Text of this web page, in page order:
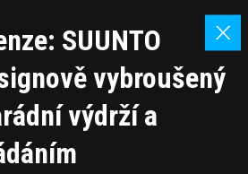
SUUNTO
vybroušený
výdrží a